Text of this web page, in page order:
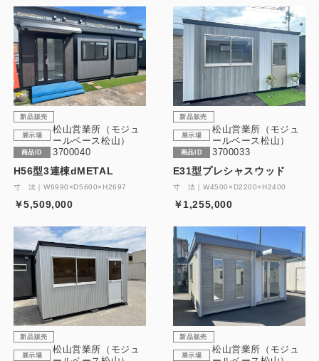
新品販売
展示場
松山営業所（モジュ
ールベース松山）
商品ID 3700040
H56型3連棟dMETAL
寸 法｜W6990×D5600×H2697
￥5,509,000
新品販売
展示場
松山営業所（モジュ
ールベース松山）
商品ID 3700033
E31型プレシャスウッド
寸 法｜W4500×D2200×H2400
￥1,255,000
新品販売
展示場
松山営業所（モジュ
新品販売
展示場
松山営業所（モジュ